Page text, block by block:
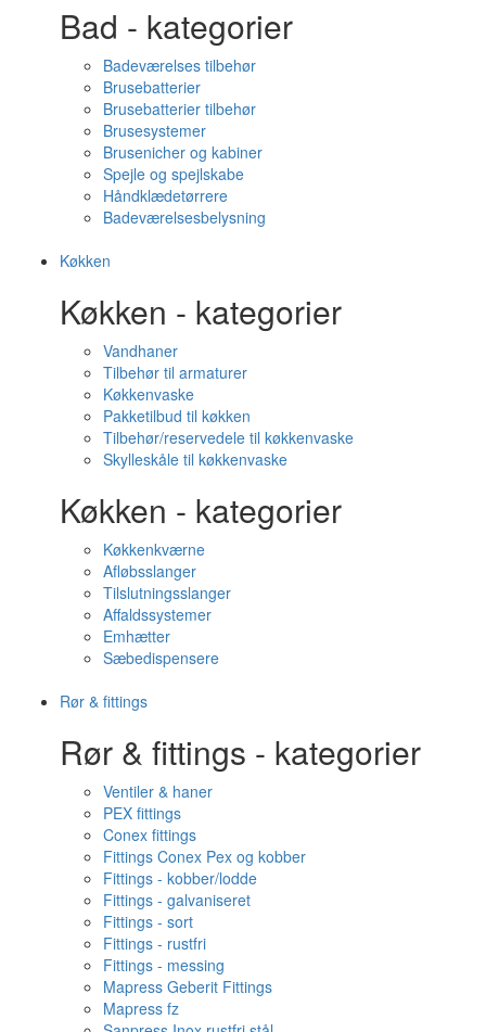
Bad - kategorier
Badeværelses tilbehør
Brusebatterier
Brusebatterier tilbehør
Brusesystemer
Brusenicher og kabiner
Spejle og spejlskabe
Håndklædetørrere
Badeværelsesbelysning
Køkken
Køkken - kategorier
Vandhaner
Tilbehør til armaturer
Køkkenvaske
Pakketilbud til køkken
Tilbehør/reservedele til køkkenvaske
Skylleskåle til køkkenvaske
Køkken - kategorier
Køkkenkværne
Afløbsslanger
Tilslutningsslanger
Affaldssystemer
Emhætter
Sæbedispensere
Rør & fittings
Rør & fittings - kategorier
Ventiler & haner
PEX fittings
Conex fittings
Fittings Conex Pex og kobber
Fittings - kobber/lodde
Fittings - galvaniseret
Fittings - sort
Fittings - rustfri
Fittings - messing
Mapress Geberit Fittings
Mapress fz